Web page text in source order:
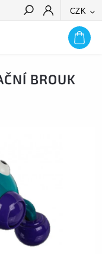
CZK
HLEDAT
BROUK